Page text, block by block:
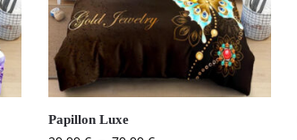
Papillon Luxe